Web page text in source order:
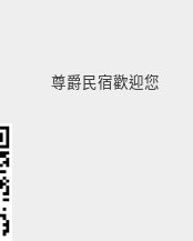
尊爵民宿歡迎您